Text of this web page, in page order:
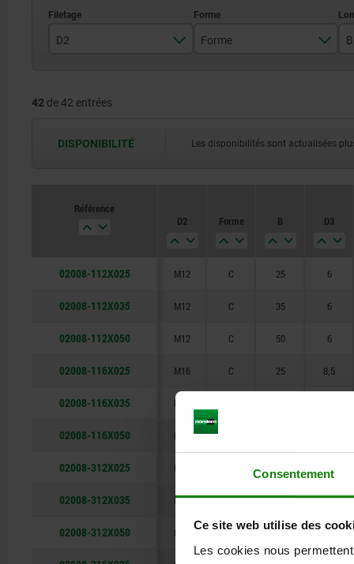
Consentement
Ce site web utilise des
Les cookies nous
D2
M12
Forme B
42 de 42 entrées
DISPONIBILITÉ Les disponibilités sont actualisées
Référence
D2
Forme B D3
02008-112X025 M12 C 25 6
02008-112X035 M12 C 35 6
02008-112X050 M12 C 50 6
02008-116X025 M16 C 25 8,5
02008-116X035 M16
02008-116X050 M16
02008-312X025 M12 6
02008-312X035 M12 F 35 6
02008-312X050 M12 F 50 6